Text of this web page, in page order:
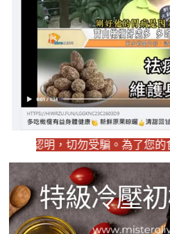
勿受騙。為了您的食安